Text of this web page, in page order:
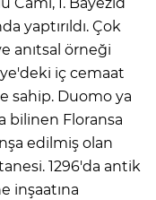
yaptırıldı. Çok
anıtsal örneği
iç cemaat
sahip. Duomo ya
bilinen Floransa
edilmiş olan
1296'da antik
inşaatına